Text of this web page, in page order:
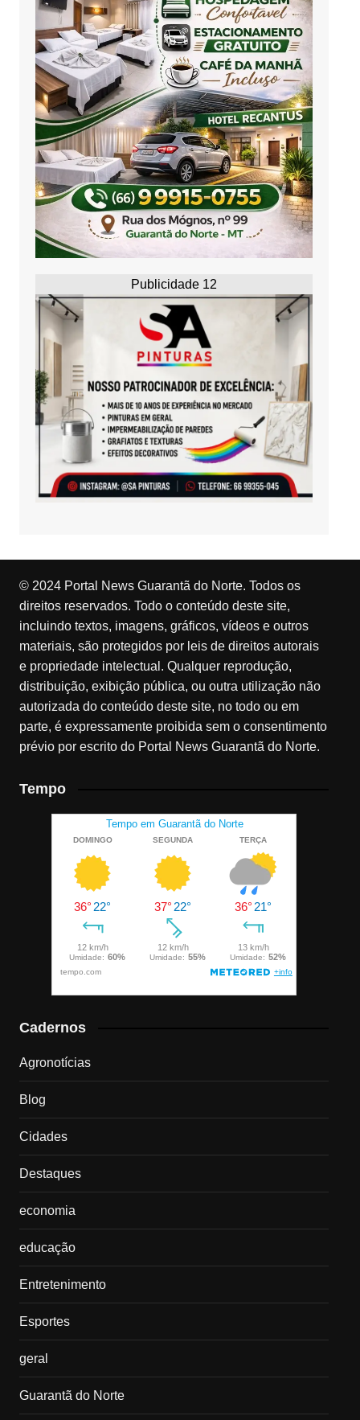
Publicidade 12
© 2024 Portal News Guarantã do Norte. Todos os
direitos reservados. Todo o conteúdo deste site,
incluindo textos, imagens, gráficos, vídeos e outros
materiais, são protegidos por leis de direitos autorais
e propriedade intelectual. Qualquer reprodução,
distribuição, exibição pública, ou outra utilização não
autorizada do conteúdo deste site, no todo ou em
parte, é expressamente proibida sem o consentimento
prévio por escrito do Portal News Guarantã do Norte.
Tempo
Cadernos
Agronotícias
Blog
Cidades
Destaques
economia
educação
Entretenimento
Esportes
geral
Guarantã do Norte